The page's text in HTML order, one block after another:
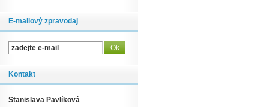
E-mailový zpravodaj
Kontakt
Stanislava Pavlíková